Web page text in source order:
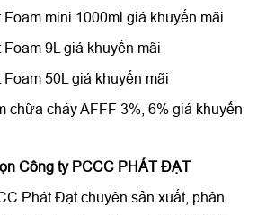
mini 1000ml giá khuyến mãi
9L giá khuyến mãi
50L giá khuyến mãi
chữa cháy AFFF 3%, 6% giá khuyến
Công ty PCCC PHÁT ĐẠT
Phát Đạt chuyên sản xuất, phân